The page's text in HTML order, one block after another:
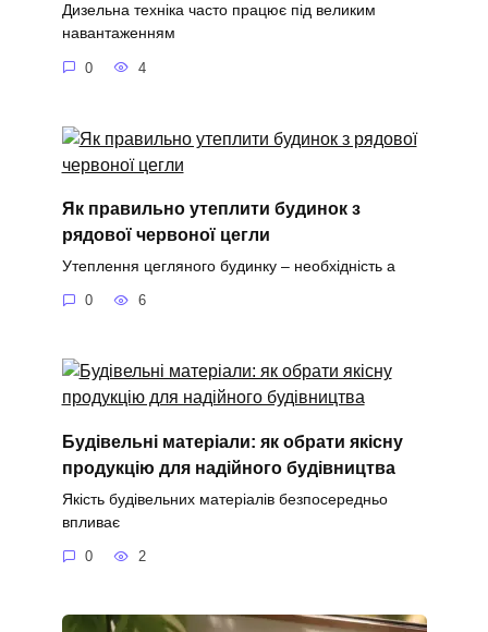
Дизельна техніка часто працює під великим
навантаженням
0 4
Як правильно утеплити будинок з
рядової червоної цегли
Утеплення цегляного будинку – необхідність а
0 6
Будівельні матеріали: як обрати якісну
продукцію для надійного будівництва
Якість будівельних матеріалів безпосередньо
впливає
0 2